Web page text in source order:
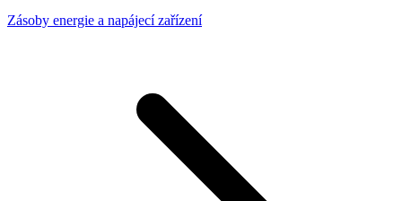
Zásoby energie a napájecí zařízení